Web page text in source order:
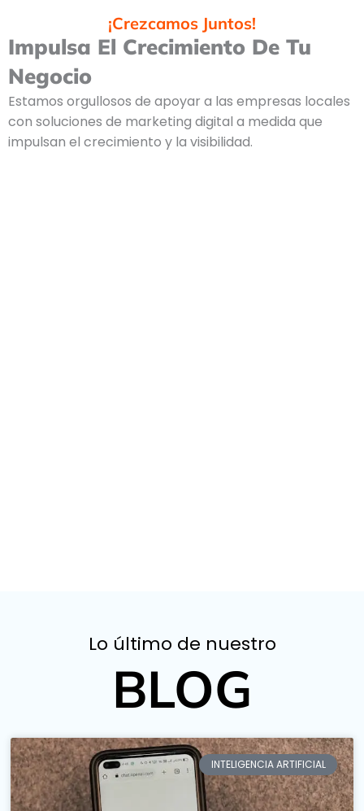
¡Crezcamos Juntos!
Impulsa El Crecimiento De Tu
Negocio
Estamos orgullosos de apoyar a las empresas locales
con soluciones de marketing digital a medida que
impulsan el crecimiento y la visibilidad.
Lo último de nuestro
BLOG
INTELIGENCIA ARTIFICIAL